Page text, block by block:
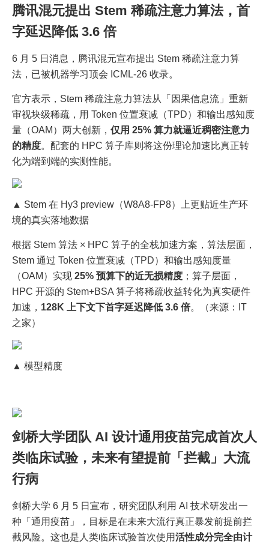
腾讯混元提出 Stem 稀疏注意力算法，首
字延迟降低 3.6 倍
6 月 5 日消息，腾讯混元宣布提出 Stem 稀疏注意力算
法，已被机器学习顶会 ICML-26 收录。
官方表示，Stem 稀疏注意力算法从「因果信息流」重新
审视块级稀疏，用 Token 位置衰减（TPD）和输出感知度
量（OAM）两大创新， 仅用 25% 算力就逼近稠密注意力
的精度。配套的 HPC 算子库则将这份理论加速比真正转
化为端到端的实测性能。
▲ Stem 在 Hy3 preview（W8A8-FP8）上更贴近生产环
境的真实落地数据
根据 Stem 算法 × HPC 算子的全栈加速方案，算法层面，
Stem 通过 Token 位置衰减（TPD）和输出感知度量
（OAM）实现 25% 预算下的近无损精度 ；算子层面，
HPC 开源的 Stem+BSA 算子将稀疏收益转化为真实硬件
加速， 128K 上下文下首字延迟降低 3.6 倍。（来源：IT
之家）
▲ 模型精度
剑桥大学团队 AI 设计通用疫苗完成首次人
类临床试验，未来有望提前「拦截」大流
行病
剑桥大学 6 月 5 日宣布，研究团队利用 AI 技术研发出一
种「通用疫苗」，目标是在未来大流行真正暴发前提前拦
截风险。这也是人类临床试验首次使用活性成分完全由计